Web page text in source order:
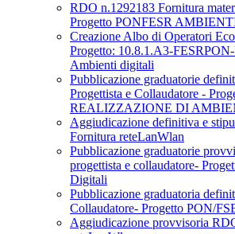
RDO n.1292183 Fornitura
Progetto PONFESR
Creazione Albo di Operatori
Progetto: 10.8.1.A3-
Ambienti digitali
Pubblicazione graduatorie
Progettista e Collaudatore -
REALIZZAZIONE DI
Aggiudicazione definitiva e
Fornitura reteLanWlan
Pubblicazione graduatorie
progettista e collaudatore-
Digitali
Pubblicazione graduatoria
Collaudatore- Progetto PON/
Aggiudicazione provvisoria